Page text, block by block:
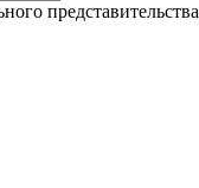
представительства